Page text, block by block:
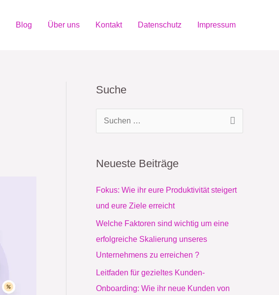
Blog Über uns Kontakt Datenschutz Impressum
Suche
e
n
Neueste Beiträge
Fokus: Wie ihr eure Produktivität steigert
und eure Ziele erreicht
Welche Faktoren sind wichtig um eine
erfolgreiche Skalierung unseres
Unternehmens zu erreichen ?
Leitfaden für gezieltes Kunden-
Onboarding: Wie ihr neue Kunden von